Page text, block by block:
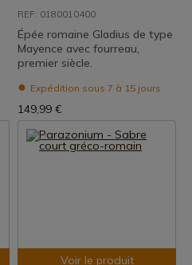
REF: 0180010400
Épée romaine Gladius de type
Mayence avec fourreau,
premier siècle.
Expédition sous 7 à 15 jours
149,99 €
Voir le produit